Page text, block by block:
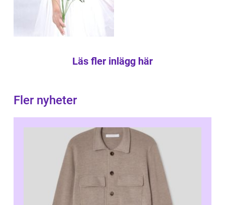
Läs fler inlägg här
Fler nyheter